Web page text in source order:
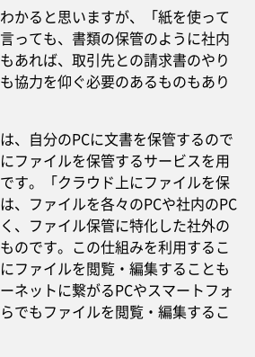
かると思いますが、「紙を使って
っても、書類の保管のように社内
あれば、取引先との請求書のやり
協力を仰ぐ必要のあるものもあり
、自分のPCに文書を保管するので
ファイルを保管するサービスを用
す。「クラウド上にファイルを保
、ファイルを各々のPCや社内のPC
、ファイル保管に特化した社外の
のです。この仕組みを利用するこ
ファイルを閲覧・編集することも
ネットに繋がるPCやスマートフォ
でもファイルを閲覧・編集するこ